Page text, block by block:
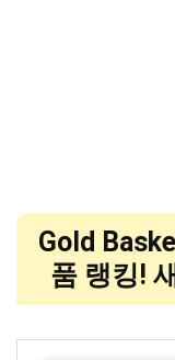
Gold
품 랭킹!